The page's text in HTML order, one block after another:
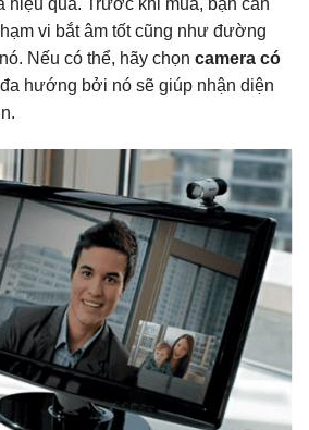
hiệu quả. Trước khi mua, bạn cần
vi bắt âm tốt cũng như đường
Nếu có thể, hãy chọn camera có
đa hướng bởi nó sẽ giúp nhận diện